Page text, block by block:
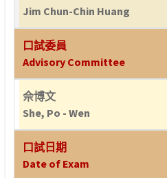
Jim Chun-Chin Huang
口試委員
Advisory Committee
佘博文
She, Po - Wen
口試日期
Date of Exam